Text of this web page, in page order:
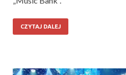
CZYTAJ DALEJ